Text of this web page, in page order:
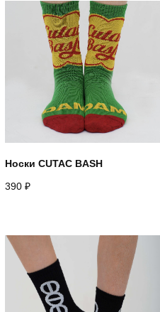
Носки CUTAC BASH
390 ₽
webius.pro